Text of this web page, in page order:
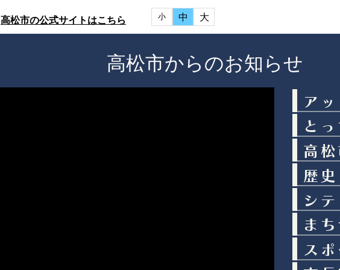
高松市の公式サイトはこちら 小 中 大
高松市からのお知らせ